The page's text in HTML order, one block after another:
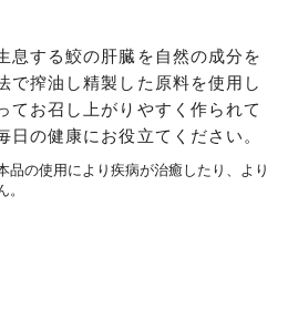
息する鮫の肝臓を自然の成分を
で搾油し精製した原料を使用し
てお召し上がりやすく作られて
の健康にお役立てください。
の使用により疾病が治癒したり、より